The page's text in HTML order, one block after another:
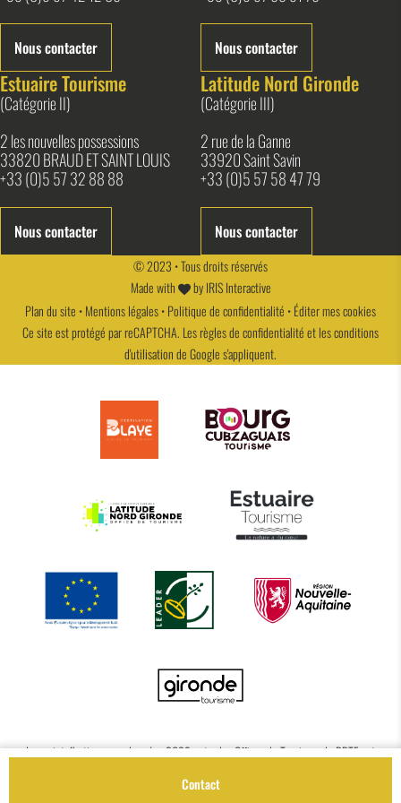
Contact
Nous contacter Nous contacter
Estuaire Tourisme
(Catégorie II)
2 les nouvelles possessions
33820 BRAUD ET SAINT LOUIS
+33 (0)5 57 32 88 88
Nous contacter
Latitude Nord Gironde
(Catégorie III)
2 rue de la Ganne
33920 Saint Savin
+33 (0)5 57 58 47 79
Nous contacter
© 2023 • Tous droits réservés
Made with
byIRIS Interactive
Plan du site •Mentions légales•Politique de confidentialité •Éditer mes cookies
Ce site est protégé par reCAPTCHA. Lesrègles de confidentialitéet lesconditions
d'utilisationde Google s'appliquent.
Le projet d’actions coordonnées 2022 entre les Offices de Tourisme de BBTE est
72 114.38€.